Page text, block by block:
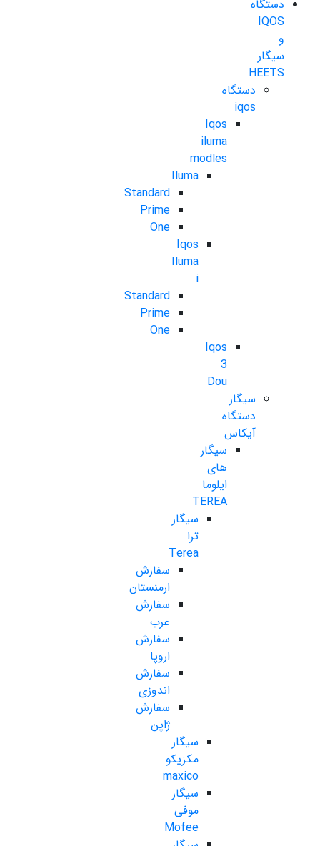
دستگاه
IQOS
و
سیگار
HEETS
دستگاه
iqos
Iqos
iluma
modles
Iluma
Standard
Prime
One
Iqos
Iluma
i
Standard
Prime
One
Iqos
3
Dou
سیگار
دستگاه
آیکاس
سیگار
های
ایلوما
TEREA
سیگار
ترا
Terea
سفارش
ارمنستان
سفارش
عرب
سفارش
اروپا
سفارش
اندوزی
سفارش
ژاپن
سیگار
مکزیکو
maxico
سیگار
موفی
Mofee